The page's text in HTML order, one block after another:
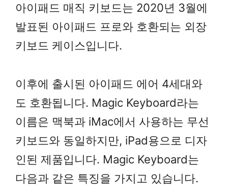
아이패드 매직 키보드는 2020년 3월에
발표된 아이패드 프로와 호환되는 외장
키보드 케이스입니다.
이후에 출시된 아이패드 에어 4세대와
도 호환됩니다. Magic Keyboard라는
이름은 맥북과 iMac에서 사용하는 무선
키보드와 동일하지만, iPad용으로 디자
인된 제품입니다. Magic Keyboard는
다음과 같은 특징을 가지고 있습니다.